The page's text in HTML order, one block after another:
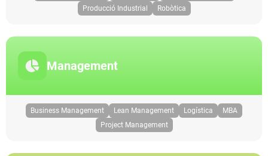
Producció Industrial
Robòtica
Management
Business Management Lean Management Logística
MBA
Project Management